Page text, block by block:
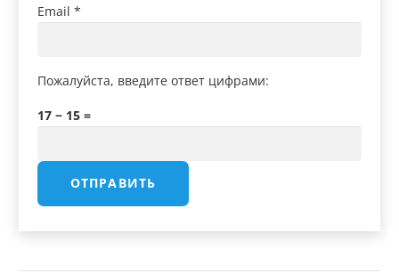
Email *
Пожалуйста, введите ответ цифрами:
17 − 15 =